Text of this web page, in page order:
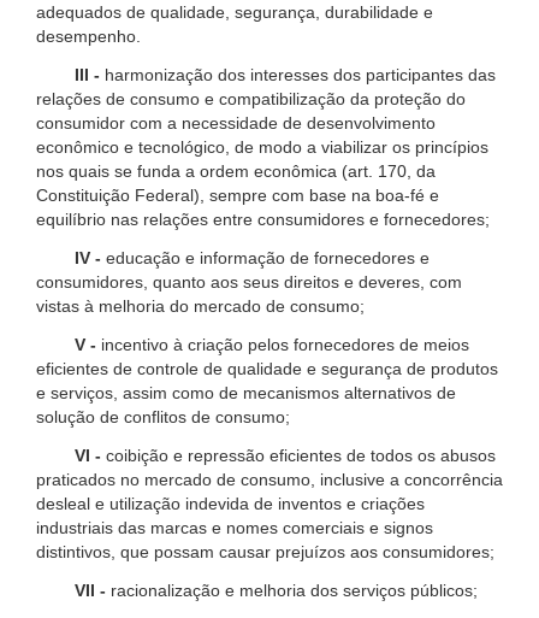
adequados de qualidade, segurança, durabilidade e
desempenho.
III - harmonização dos interesses dos participantes das
relações de consumo e compatibilização da proteção do
consumidor com a necessidade de desenvolvimento
econômico e tecnológico, de modo a viabilizar os princípios
nos quais se funda a ordem econômica (art. 170, da
Constituição Federal), sempre com base na boa-fé e
equilíbrio nas relações entre consumidores e fornecedores;
IV - educação e informação de fornecedores e
consumidores, quanto aos seus direitos e deveres, com
vistas à melhoria do mercado de consumo;
V - incentivo à criação pelos fornecedores de meios
eficientes de controle de qualidade e segurança de produtos
e serviços, assim como de mecanismos alternativos de
solução de conflitos de consumo;
VI - coibição e repressão eficientes de todos os abusos
praticados no mercado de consumo, inclusive a concorrência
desleal e utilização indevida de inventos e criações
industriais das marcas e nomes comerciais e signos
distintivos, que possam causar prejuízos aos consumidores;
VII - racionalização e melhoria dos serviços públicos;